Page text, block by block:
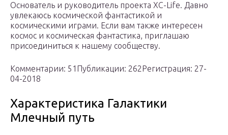
Основатель и руководитель проекта XC-Life. Давно
увлекаюсь космической фантастикой и
космическими играми. Если вам также интересен
космос и космическая фантастика, приглашаю
присоединиться к нашему сообществу.
Комментарии: 51Публикации: 262Регистрация: 27-
04-2018
Характеристика Галактики
Млечный путь